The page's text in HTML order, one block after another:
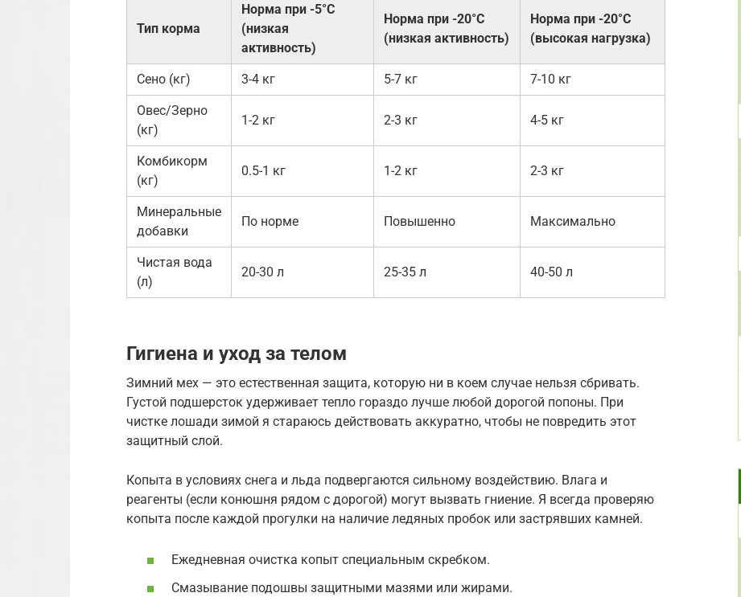
Тип корма
Норма при -5°C
(низкая
активность)
Норма при -20°C
(низкая активность)
Норма при -20°C
(высокая нагрузка)
Сено (кг) 3-4 кг 5-7 кг 7-10 кг
Овес/Зерно
(кг)
1-2 кг 2-3 кг 4-5 кг
Комбикорм
(кг)
0.5-1 кг 1-2 кг 2-3 кг
Минеральные
добавки
По норме Повышенно Максимально
Чистая вода
(л)
20-30 л 25-35 л 40-50 л
Гигиена и уход за телом
Зимний мех — это естественная защита, которую ни в коем случае нельзя сбривать.
Густой подшерсток удерживает тепло гораздо лучше любой дорогой попоны. При
чистке лошади зимой я стараюсь действовать аккуратно, чтобы не повредить этот
защитный слой.
Копыта в условиях снега и льда подвергаются сильному воздействию. Влага и
реагенты (если конюшня рядом с дорогой) могут вызвать гниение. Я всегда проверяю
копыта после каждой прогулки на наличие ледяных пробок или застрявших камней.
Ежедневная очистка копыт специальным скребком.
Смазывание подошвы защитными мазями или жирами.